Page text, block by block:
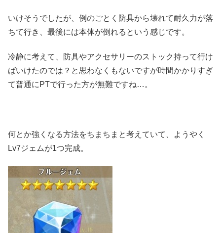
いけそうでしたが、例のごとく防具から壊れて耐久力が落
ちて行き、最後には本体が倒れるという感じです。
冷静に考えて、防具やアクセサリーのストック持って行け
ばいけたのでは？と思わなくもないですが時間かかりすぎ
て普通にPTで行った方が無難ですね…。
何とか強くなる方法をちまちまと考えていて、ようやく
Lv7ジェムが1つ完成。